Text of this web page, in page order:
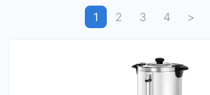
1 2 3 4 >